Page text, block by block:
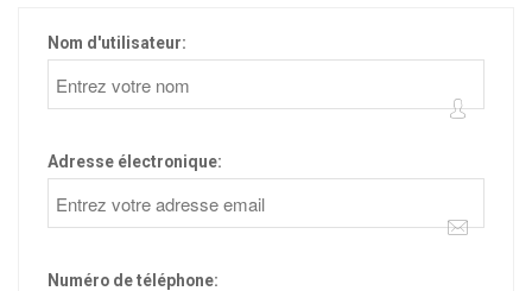
Nom d'utilisateur:
Adresse électronique:
Numéro de téléphone: